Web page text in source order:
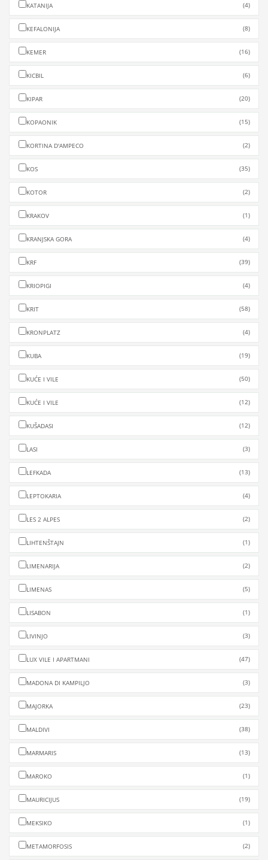
KATANIJA (4)
KEFALONIJA (8)
KEMER (16)
KICBIL (6)
KIPAR (20)
KOPAONIK (15)
KORTINA D'AMPECO (2)
KOS (35)
KOTOR (2)
KRAKOV (1)
KRANJSKA GORA (4)
KRF (39)
KRIOPIGI (4)
KRIT (58)
KRONPLATZ (4)
KUBA (19)
KUĆE I VILE (50)
KUĆE I VILE (12)
KUŠADASI (12)
LASI (3)
LEFKADA (13)
LEPTOKARIA (4)
LES 2 ALPES (2)
LIHTENŠTAJN (1)
LIMENARIJA (2)
LIMENAS (5)
LISABON (1)
LIVINJO (3)
LUX VILE I APARTMANI (47)
MADONA DI KAMPILJO (3)
MAJORKA (23)
MALDIVI (38)
MARMARIS (13)
MAROKO (1)
MAURICIJUS (19)
MEKSIKO (1)
METAMORFOSIS (2)